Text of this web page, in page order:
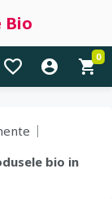
Bio
0
bio in